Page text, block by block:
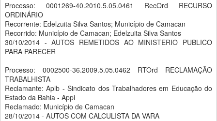
Processo: 0001269-40.2010.5.05.0461 RecOrd RECURSO
ORDINÁRIO
Recorrente: Edelzuita Silva Santos; Município de Camacan
Recorrido: Município de Camacan; Edelzuita Silva Santos
30/10/2014 - AUTOS REMETIDOS AO MINISTERIO PUBLICO
PARA PARECER
Processo: 0002500-36.2009.5.05.0462 RTOrd RECLAMAÇÃO
TRABALHISTA
Reclamante: Aplb - Sindicato dos Trabalhadores em Educação do
Estado da Bahia - Appi
Reclamado: Município de Camacan
28/10/2014 - AUTOS COM CALCULISTA DA VARA